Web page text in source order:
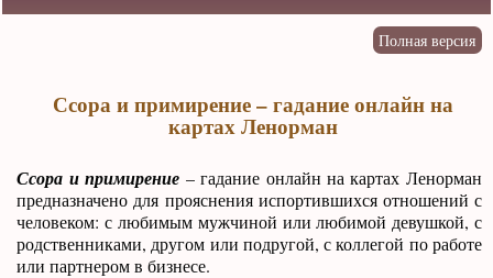
Ссора и примирение – гадание онлайн на
картах Ленорман
Ссора и примирение – гадание онлайн на картах Ленорман
предназначено для прояснения испортившихся отношений с
человеком: с любимым мужчиной или любимой девушкой, с
родственниками, другом или подругой, с коллегой по работе
или партнером в бизнесе.